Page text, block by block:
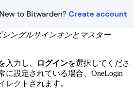
ングルサインオンとマスター
入力し、 ログインを選択してくださ
に設定されている場合、OneLogin
レクトされます。